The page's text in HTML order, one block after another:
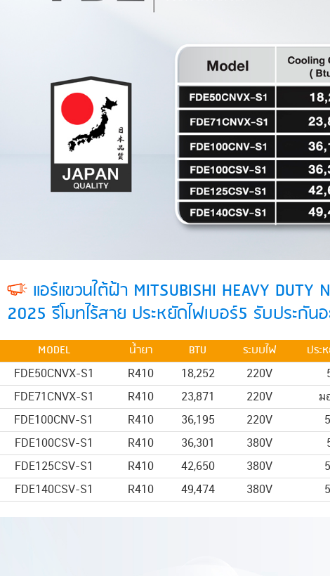
แอร์แขวนใต้ฝ้า MITSUBISHI HEAVY DUTY
2025 รีโมทไร้สาย ประหยัดไฟเบอร์5 รับประกั
MODEL น้ำยา BTU ระบบไฟ ประ
FDE50CNVX-S1 R410 18,252 220V
FDE71CNVX-S1 R410 23,871 220V ม
FDE100CNV-S1 R410 36,195 220V
FDE100CSV-S1 R410 36,301 380V
FDE125CSV-S1 R410 42,650 380V
FDE140CSV-S1 R410 49,474 380V